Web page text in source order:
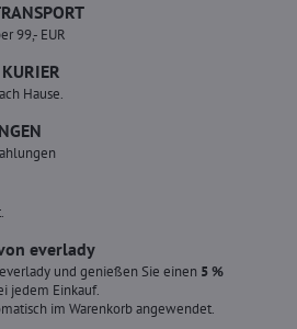
99,- EUR
Hause.
everlady
und genießen Sie einen 5 %
jedem Einkauf.
im Warenkorb angewendet.